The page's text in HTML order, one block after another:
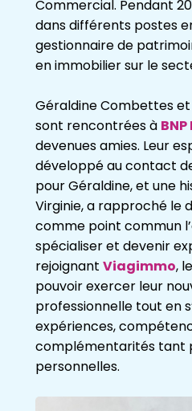
Commercial. Pendant
dans différents postes
gestionnaire de
en immobilier sur le
Géraldine Combettes et
sont rencontrées à
devenues amies. Leur
développé au contact
pour Géraldine, et une
Virginie, a rapproché le
comme point commun
spécialiser et devenir
rejoignant Viagimmo,
pouvoir exercer leur
professionnelle tout en
expériences,
complémentarités tant
personnelles.